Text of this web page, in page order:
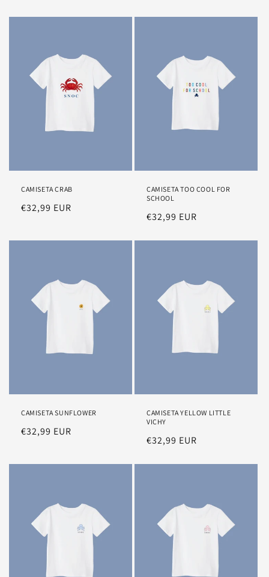
CAMISETA CRAB
Precio
€32,99 EUR
CAMISETA TOO COOL FOR
SCHOOL
Precio
€32,99 EUR
CAMISETA SUNFLOWER
Precio
€32,99 EUR
CAMISETA YELLOW LITTLE
VICHY
Precio
€32,99 EUR